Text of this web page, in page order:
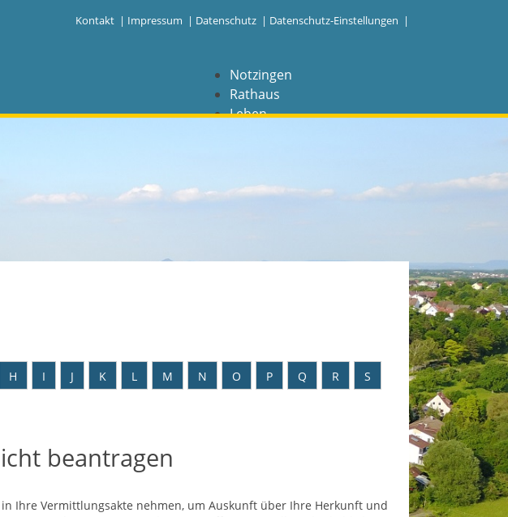
Kontakt | Impressum | Datenschutz | Datenschutz-Einstellungen |
Notzingen
Rathaus
Leben
NAVIGATION
Datenschutz
Geschichte und
H I J K L M N O P Q R
S
beantragen
Ihre Vermittlungsakte nehmen, um Auskunft über Ihre Herkunft und